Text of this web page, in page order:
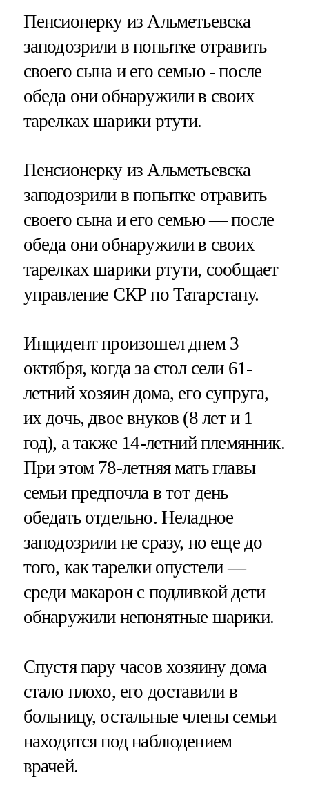
Пенсионерку из Альметьевска
заподозрили в попытке отравить
своего сына и его семью - после
обеда они обнаружили в своих
тарелках шарики ртути.
Пенсионерку из Альметьевска
заподозрили в попытке отравить
своего сына и его семью — после
обеда они обнаружили в своих
тарелках шарики ртути, сообщает
управление СКР по Татарстану.
Инцидент произошел днем 3
октября, когда за стол сели 61-
летний хозяин дома, его супруга,
их дочь, двое внуков (8 лет и 1
год), а также 14-летний племянник.
При этом 78-летняя мать главы
семьи предпочла в тот день
обедать отдельно. Неладное
заподозрили не сразу, но еще до
того, как тарелки опустели —
среди макарон с подливкой дети
обнаружили непонятные шарики.
Спустя пару часов хозяину дома
стало плохо, его доставили в
больницу, остальные члены семьи
находятся под наблюдением
врачей.